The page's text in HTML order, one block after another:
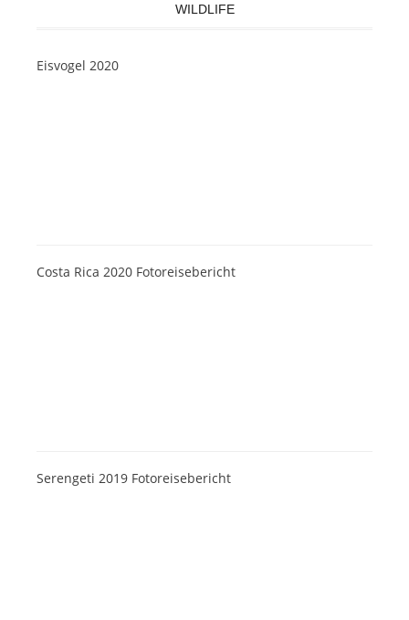
WILDLIFE
Eisvogel 2020
Costa Rica 2020 Fotoreisebericht
Serengeti 2019 Fotoreisebericht